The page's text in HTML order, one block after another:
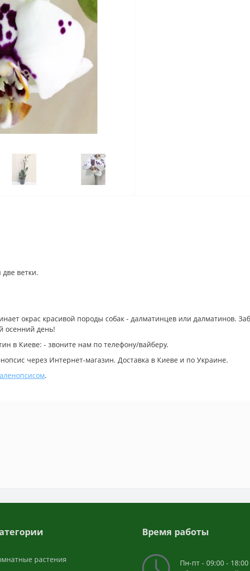
ветки.
окрас красивой породы собак - далматинцев или далматинов.
осенний день!
в Киеве: - звоните нам по телефону/вайберу.
через Интернет-магазин. Доставка в Киеве и по Украине.
.
растения
Время работы
Пн-пт - 09:00 - 18:00